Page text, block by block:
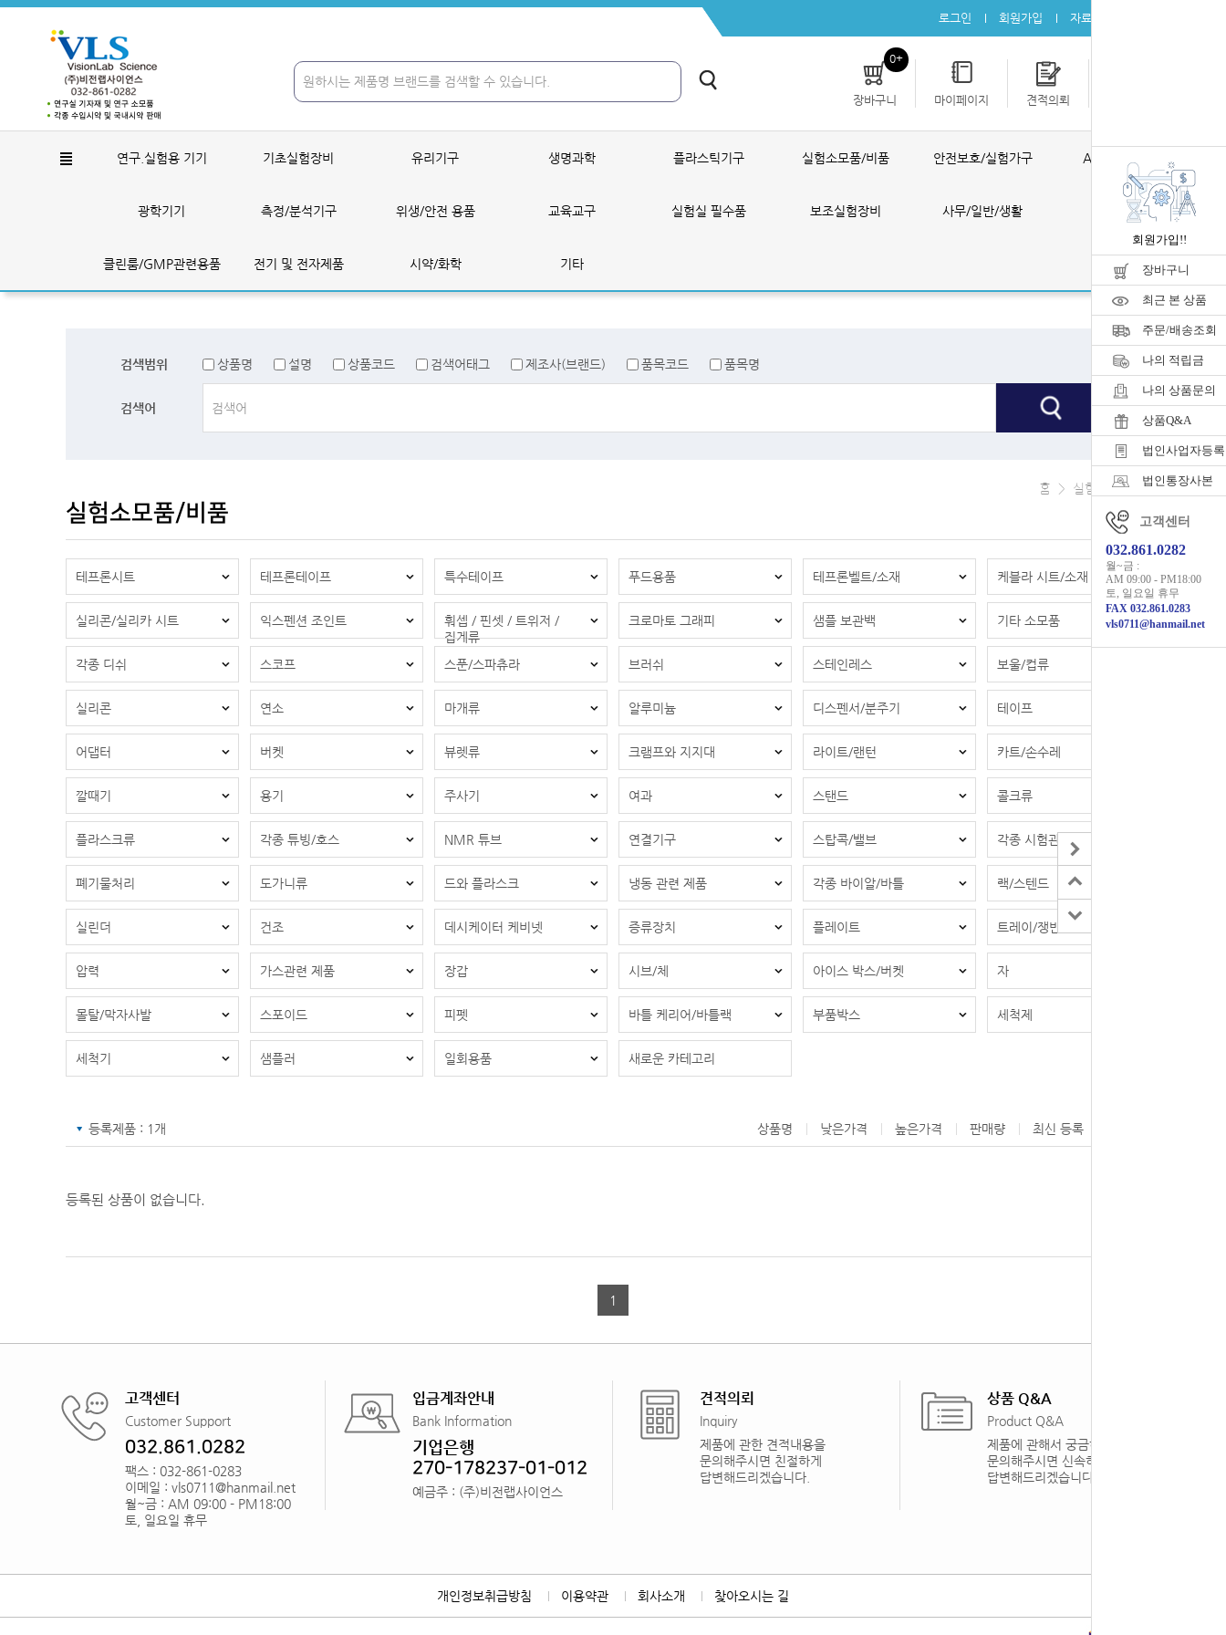
로그인 회원가입 자료실
0+
장바구니 마이페이지 견적의뢰
연구.실험용 기기 기초실험장비 유리기구 생명과학 플라스틱기구 실험소모품/비품 안전보호/실험가구 AS ONE 제품
광학기기 측정/분석기구 위생/안전 용품 교육교구 실험실 필수품 보조실험장비 사무/일반/생활 공구/포장
클린룸/GMP관련용품 전기 및 전자제품 시약/화학 기타
검색범위 상품명 설명 상품코드 검색어태그 제조사(브랜드) 품목코드 품목명
검색어
실험소모품/비품
홈 > 실험소모품/비품
테프론시트 테프론테이프 특수테이프 푸드용품 테프론벨트/소재 케블라 시트/소재
실리콘/실리카 시트 익스펜션 조인트
훠셉 / 핀셋 / 트위저 /
집게류
크로마토 그래피 샘플 보관백 기타 소모품
각종 디쉬 스코프 스푼/스파츄라 브러쉬 스테인레스 보울/컵류
실리콘 연소 마개류 알루미늄 디스펜서/분주기 테이프
어댑터 버켓 뷰렛류 크램프와 지지대 라이트/랜턴 카트/손수레
깔때기 용기 주사기 여과 스탠드 콜크류
플라스크류 각종 튜빙/호스 NMR 튜브 연결기구 스탑콕/밸브 각종 시험관
폐기물처리 도가니류 드와 플라스크 냉동 관련 제품 각종 바이알/바틀 랙/스텐드
실린더 건조 데시케이터 케비넷 증류장치 플레이트 트레이/쟁반
압력 가스관련 제품 장갑 시브/체 아이스 박스/버켓 자
몰탈/막자사발 스포이드 피펫 바틀 케리어/바틀랙 부품박스 세척제
세척기 샘플러 일회용품 새로운 카테고리
등록제품 : 1개 상품명 낮은가격 높은가격 판매량 최신 등록
등록된 상품이 없습니다.
1
회원가입!!
장바구니
최근 본 상품
주문/배송조회
나의 적립금
나의 상품문의
상품Q&A
법인사업자등
법인통장사본
고객센터
032.861.0282
월~금 :
AM 09:00 - PM18:00
토, 일요일 휴무
FAX 032.861.0283
vls0711@hanmail.net
고객센터
Customer Support
032.861.0282
팩스 : 032-861-0283
이메일 : vls0711@hanmail.net
월~금 : AM 09:00 - PM18:00
토, 일요일 휴무
입금계좌안내
Bank Information
기업은행
270-178237-01-012
예금주 : (주)비전랩사이언스
견적의뢰
Inquiry
제품에 관한 견적내용을
문의해주시면 친절하게
답변해드리겠습니다.
상품 Q&A
Product Q&A
제품에 관해서 궁금하신 점을
문의해주시면 신속하게
답변해드리겠습니다.
개인정보취급방침 이용약관 회사소개 찾아오시는 길